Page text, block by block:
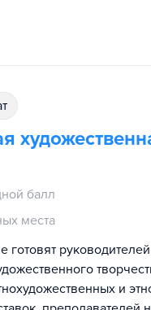
балл
места
готовят
и